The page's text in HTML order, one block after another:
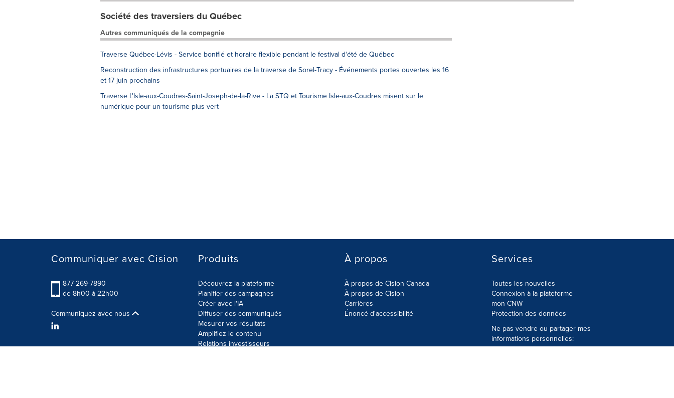
Société des traversiers du Québec
Autres communiqués de la compagnie
Traverse Québec-Lévis - Service bonifié et horaire flexible pendant le festival d'été de Québec
Reconstruction des infrastructures portuaires de la traverse de Sorel-Tracy - Événements portes ouvertes les 16
et 17 juin prochains
Traverse L'Isle-aux-Coudres-Saint-Joseph-de-la-Rive - La STQ et Tourisme Isle-aux-Coudres misent sur le
numérique pour un tourisme plus vert
Communiquer avec Cision
877-269-7890
de 8h00 à 22h00
Communiquez avec nous
Produits
Découvrez la plateforme
Planifier des campagnes
Créer avec l'IA
Diffuser des communiqués
Mesurer vos résultats
Amplifiez le contenu
Relations investisseurs
À propos
À propos de Cision Canada
À propos de Cision
Carrières
Énoncé d'accessibilité
Services
Toutes les nouvelles
Connexion à la plateforme
mon CNW
Protection des données
Ne pas vendre ou partager mes
informations personnelles: